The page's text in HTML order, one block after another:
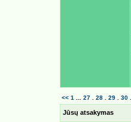
<< 1 27 28 29 30
Jūsų atsakymas